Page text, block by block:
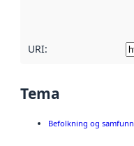
URI:
Tema
Befolkning og samfunn